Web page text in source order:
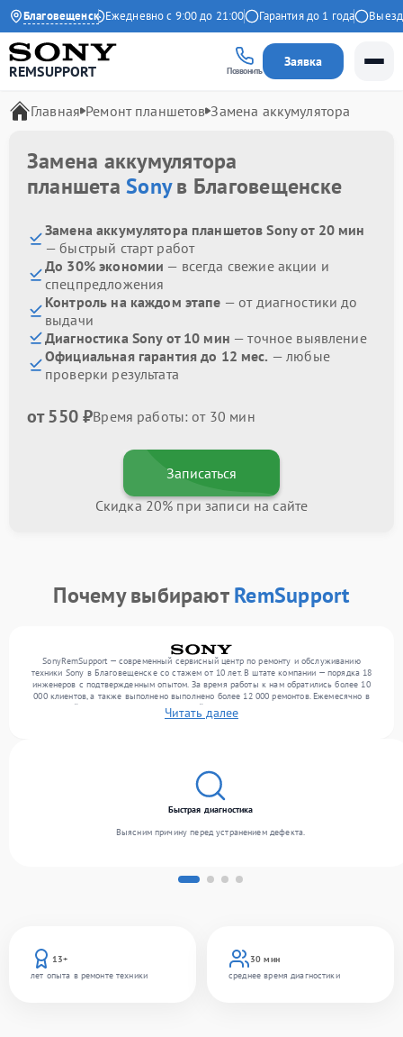
Благовещенск
4.9 на Яндекс Ежедневно с 9:00 до 21:00 Гарантия до 1 года Выезд
REMSUPPORT Позвонить
Заявка
Главная Ремонт планшетов Замена аккумулятора
Замена аккумулятора
планшетаSonyв Благовещенске
Замена аккумулятора планшетов Sony от 20 мин
— быстрый старт работ
До 30% экономии — всегда свежие акции и
спецпредложения
Контроль на каждом этапе — от диагностики до
выдачи
Диагностика Sony от 10 мин — точное выявление
Официальная гарантия до 12 мес. — любые
проверки результата
от 550 ₽Время работы: от 30 мин
Записаться
Скидка 20% при записи на сайте
Почему выбираютRemSupport
SonyRemSupport — современный сервисный центр по ремонту и обслуживанию
техники Sony в Благовещенске со стажем от 10 лет. В штате компании — порядка 18
инженеров с подтвержденным опытом. За время работы к нам обратились более 10
000 клиентов, а также выполнено выполнено более 12 000 ремонтов. Ежемесячно в
сервисный центр поступает от 300 устройств, включая , , . Мы работаем с широким
спектром неисправностей и обеспечиваем надежный результат благодаря
Читать далее
13+
лет опыта в ремонте техники
30 мин
среднее время диагностики
Быстрая диагностика
Выясним причину перед устранением дефекта.